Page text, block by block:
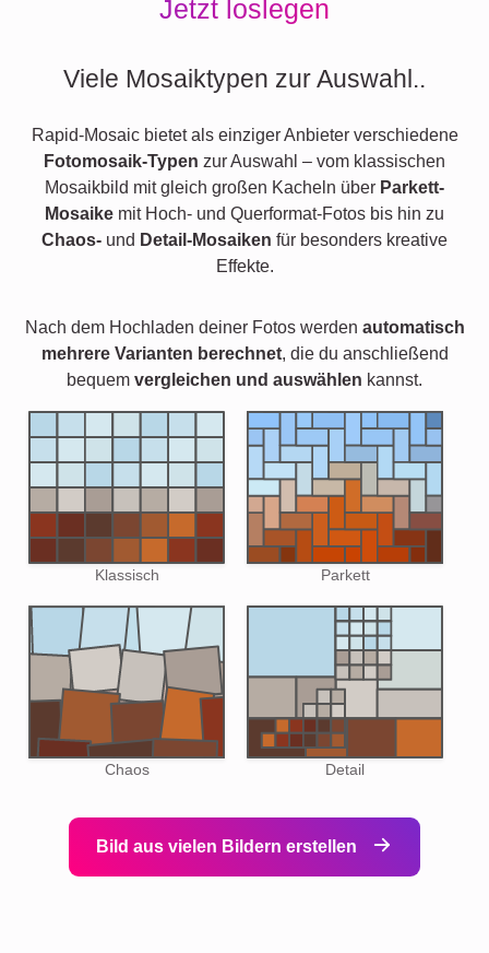
Jetzt loslegen
Viele Mosaiktypen zur Auswahl..
Rapid-Mosaic bietet als einziger Anbieter verschiedene
Fotomosaik-Typen zur Auswahl – vom klassischen
Mosaikbild mit gleich großen Kacheln über Parkett-
Mosaike mit Hoch- und Querformat-Fotos bis hin zu
Chaos- und Detail-Mosaiken für besonders kreative
Effekte.
Nach dem Hochladen deiner Fotos werden automatisch
mehrere Varianten berechnet, die du anschließend
bequem vergleichen und auswählen kannst.
Klassisch Parkett
Chaos Detail
Bild aus vielen Bildern erstellen